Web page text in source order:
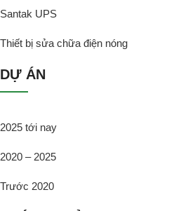
Santak UPS
Thiết bị sửa chữa điện nóng
DỰ ÁN
2025 tới nay
2020 – 2025
Trước 2020